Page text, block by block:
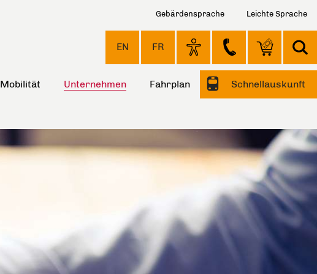
Gebärdensprache Leichte Sprache
EN FR
Mobilität Unternehmen Fahrplan Schnellauskunft